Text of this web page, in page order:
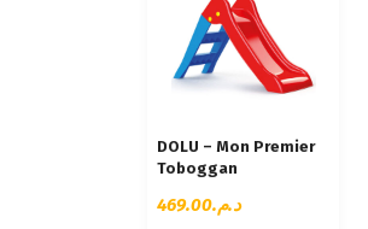
DOLU – Mon Premier
Toboggan
د.م.469.00